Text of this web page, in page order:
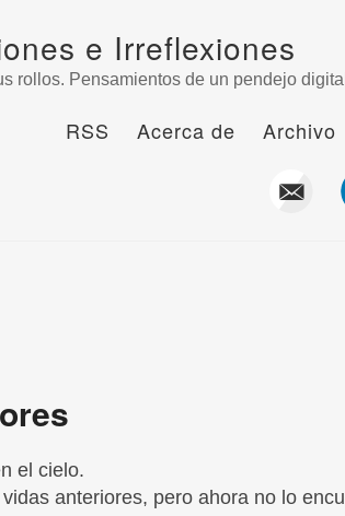
e Irreflexiones
rollos. Pensamientos de un pendejo
RSS Acerca de Archivo
el cielo.
anteriores, pero ahora no lo